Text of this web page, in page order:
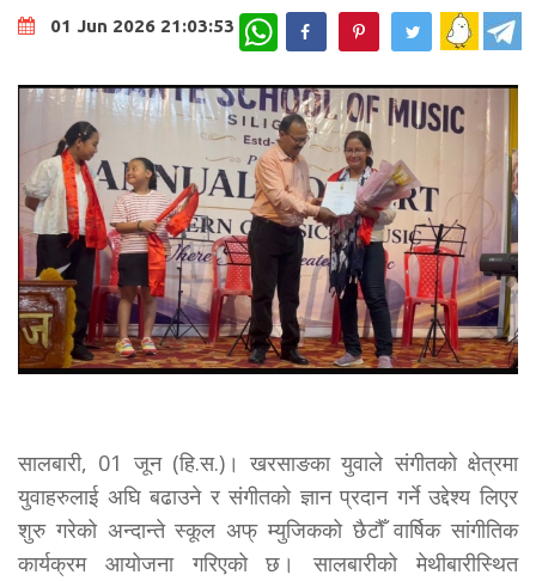
01 Jun 2026 21:03:53 WhatsApp
सालबारी, 01 जून (हि.स.)। खरसाङका युवाले संगीतको क्षेत्रमा
युवाहरुलाई अघि बढाउने र संगीतको ज्ञान प्रदान गर्ने उद्देश्य लिएर
शुरु गरेको अन्दान्ते स्कूल अफ् म्युजिकको छैटौँ वार्षिक सांगीतिक
कार्यक्रम आयोजना गरिएको छ। सालबारीको मेथीबारीस्थित